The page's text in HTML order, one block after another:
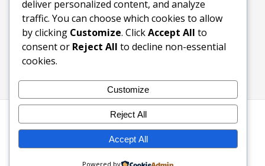
Buscar
Buscar
Inicio Blog
Bloques Temáticos
Contactos
deliver personalized content, and analyze
traffic. You can choose which cookies to allow
by clicking Customize. ClickAccept All to
consent or Reject All to decline non-essential
cookies.
Customize
Reject All
Accept All
Powered by